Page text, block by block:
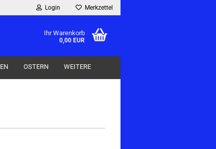
Login Merkzettel
Ihr Warenkorb
0,00 EUR
OSTERN WEITERE